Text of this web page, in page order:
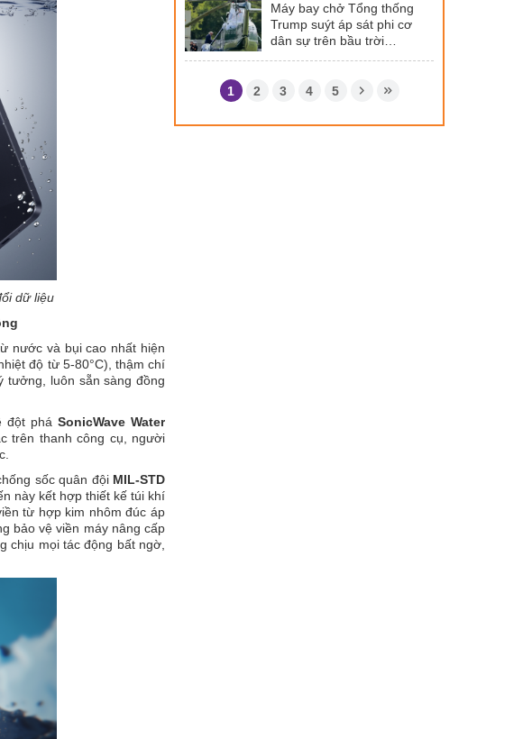
dữ liệu
nước và bụi cao nhất hiện
độ từ 5-80°C), thậm chí
tưởng, luôn sẵn sàng đồng
đột phá SonicWave Water
trên thanh công cụ, người
sốc quân đội MIL-STD
này kết hợp thiết kế túi khí
từ hợp kim nhôm đúc áp
bảo vệ viền máy nâng cấp
chịu mọi tác động bất ngờ,
Máy bay chở Tổng thống
Trump suýt áp sát phi cơ
dân sự trên bầu trời
1 2 3 4 5